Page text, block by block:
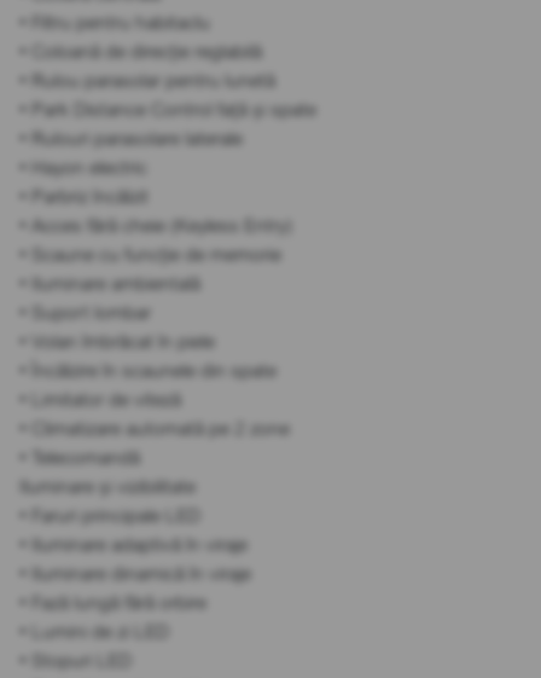
• Filtru pentru habitaclu
• Coloană de direcție reglabilă
• Rulou parasolar pentru lunetă
• Park Distance Control față și spate
• Rulouri parasolare laterale
• Hayon electric
• Parbriz încălzit
• Acces fără cheie (Keyless Entry)
• Scaune cu funcție de memorie
• Iluminare ambientală
• Suport lombar
• Volan îmbrăcat în piele
• Încălzire în scaunele din spate
• Limitator de viteză
• Climatizare automată pe 2 zone
• Telecomandă
Iluminare și vizibilitate
• Faruri principale LED
• Iluminare adaptivă în viraje
• Iluminare dinamică în viraje
• Fază lungă fără orbire
• Lumini de zi LED
• Stopuri LED